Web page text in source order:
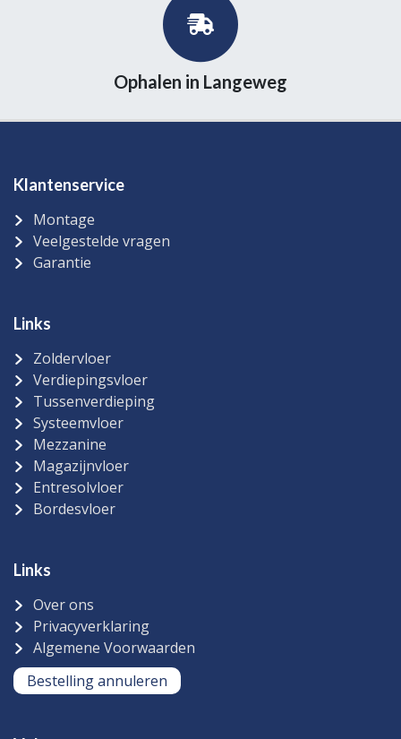
Ophalen in Langeweg
Klantenservice
Montage
Veelgestelde vragen
Garantie
Links
Zoldervloer
Verdiepingsvloer
Tussenverdieping
Systeemvloer
Mezzanine
Magazijnvloer
Entresolvloer
Bordesvloer
Links
Over ons
Privacyverklaring
Algemene Voorwaarden
Bestelling annuleren